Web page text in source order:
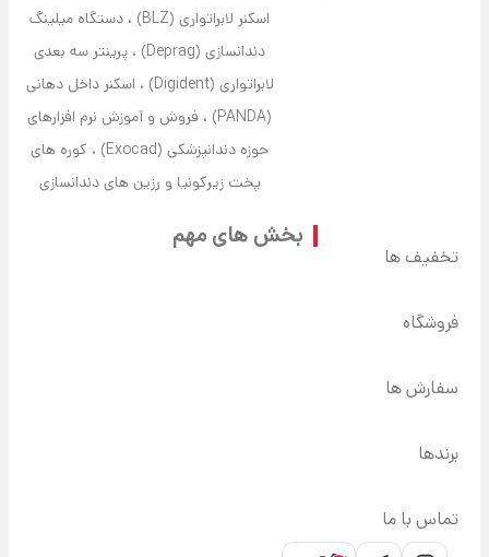
اسکنر لابراتواری (BLZ) ، دستگاه میلینگ
دندانسازی (Deprag) ، پرینتر سه بعدی
لابراتواری (Digident) ، اسکنر داخل دهانی
(PANDA) ، فروش و آموزش نرم افزارهای
حوزه دندانپزشکی (Exocad) ، کوره های
پخت زیرکونیا و رزین های دندانسازی
بخش های مهم
تخفیف ها
فروشگاه
سفارش ها
برندها
تماس با ما